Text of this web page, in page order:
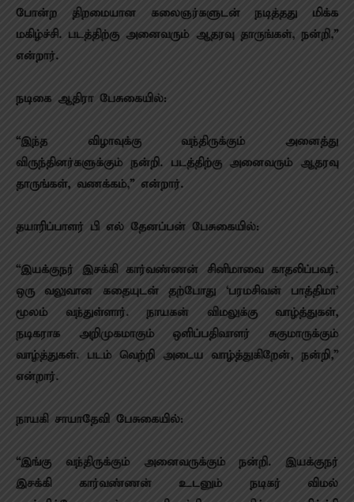
போன்ற திறமையான கலைஞர்களுடன் நடித்தது மிக்க
மகிழ்ச்சி. படத்திற்கு அனைவரும் ஆதரவு தாருங்கள், நன்றி,”
என்றார்.
நடிகை ஆதிரா பேசுகையில்:
“இந்த விழாவுக்கு வந்திருக்கும் அனைத்து
விருந்தினர்களுக்கும் நன்றி. படத்திற்கு அனைவரும் ஆதரவு
தாருங்கள், வணக்கம்,” என்றார்.
தயாரிப்பாளர் பி எல் தேனப்பன் பேசுகையில்:
“இயக்குநர் இசக்கி கார்வண்ணன் சினிமாவை காதலிப்பவர்.
ஒரு வலுவான கதையுடன் தற்போது ‘பரமசிவன் பாத்திமா’
மூலம் வந்துள்ளார். நாயகன் விமலுக்கு வாழ்த்துகள்,
நடிகராக அறிமுகமாகும் ஒளிப்பதிவாளர் சுகுமாருக்கும்
வாழ்த்துகள். படம் வெற்றி அடைய வாழ்த்துகிறேன், நன்றி,”
என்றார்.
நாயகி சாயாதேவி பேசுகையில்:
“இங்கு வந்திருக்கும் அனைவருக்கும் நன்றி. இயக்குநர்
இசக்கி கார்வண்ணன் உடனும் நடிகர் விமல்